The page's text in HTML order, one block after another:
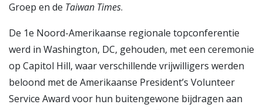
Groep en de Taiwan Times.
De 1e Noord-Amerikaanse regionale topconferentie
werd in Washington, DC, gehouden, met een ceremonie
op Capitol Hill, waar verschillende vrijwilligers werden
beloond met de Amerikaanse President’s Volunteer
Service Award voor hun buitengewone bijdragen aan